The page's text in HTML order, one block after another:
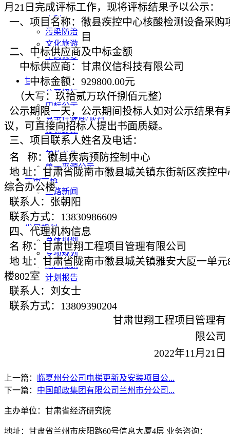
高质量发展
水利
污染防治
文化旅游
生态修复
产业发展
甘肃招标
公开招标
中标公示
竞争性磋商/谈判
废标终止
更正公告
其他公告
单一来源公示
一带一路
丝路新闻
丝路文化
发展动态
发展规划
总体规划
专项规划
地区规划
计划报告
研究院动态
月 21 日完成评标工作，现将评标结果予以公示：
一、项目名称：徽县疾控中心核酸检测设备采购
目
二、中标供应商及中标金额
中标供应商：甘肃仪信科技有限公司
中标金额： 929800.00元
（大写：玖拾贰万玖仟捌佰元整）
公示期限一天，公示期间投标人如对公示结果有
议，可直接向招标人提出书面质疑。
三、项目联系人姓名及电话：
名 称：徽县疾病预防控制中心
地 址：甘肃省陇南市徽县城关镇东街新区疾控中
综合办公楼
联系人：张朝阳
联系方式： 13830986609
四、代理机构信息
名 称：甘肃世翔工程项目管理有限公司
地 址：甘肃省陇南市徽县城关镇雅安大厦一单元
楼802室
联系人：刘女士
联系方式： 13809390204
甘肃世翔工程项目管理有
限公司
2022年11 月 21 日
上一篇：
临夏州分公司电梯更新及安装项目公...
下一篇： 中国邮政集团有限公司兰州市分公司...
主办单位：甘肃省经济研究院
地址：甘肃省兰州市庆阳路60号信息大厦4层 业务咨询：